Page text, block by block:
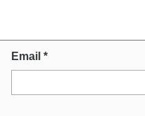
Email *